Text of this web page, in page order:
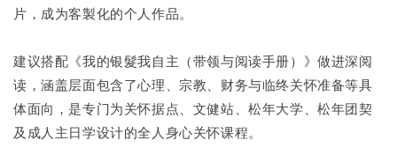
片，成为客製化的个人作品。
建议搭配《我的银髮我自主（带领与阅读手册）》做进深阅
读，涵盖层面包含了心理、宗教、财务与临终关怀准备等具
体面向，是专门为关怀据点、文健站、松年大学、松年团契
及成人主日学设计的全人身心关怀课程。